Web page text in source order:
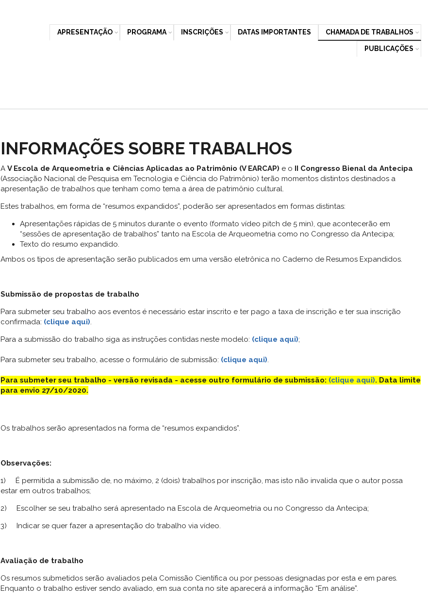
APRESENTAÇÃO PROGRAMA INSCRIÇÕES DATAS IMPORTANTES CHAMADA DE TRABALHOS
PUBLICAÇÕES
INFORMAÇÕES SOBRE TRABALHOS
A V Escola de Arqueometria e Ciências Aplicadas ao Patrimônio (V EARCAP) e o II Congresso Bienal da Antecipa
(Associação Nacional de Pesquisa em Tecnologia e Ciência do Patrimônio) terão momentos distintos destinados a
apresentação de trabalhos que tenham como tema a área de patrimônio cultural.
Estes trabalhos, em forma de “resumos expandidos”, poderão ser apresentados em formas distintas:
Apresentações rápidas de 5 minutos durante o evento (formato vídeo pitch de 5 min), que acontecerão em
“sessões de apresentação de trabalhos” tanto na Escola de Arqueometria como no Congresso da Antecipa;
Texto do resumo expandido.
Ambos os tipos de apresentação serão publicados em uma versão eletrônica no Caderno de Resumos Expandidos.
Submissão de propostas de trabalho
Para submeter seu trabalho aos eventos é necessário estar inscrito e ter pago a taxa de inscrição e ter sua inscrição
confirmada: (clique aqui).
Para a submissão do trabalho siga as instruções contidas neste modelo: (clique aqui);
Para submeter seu trabalho, acesse o formulário de submissão: (clique aqui).
Para submeter seu trabalho - versão revisada - acesse outro formulário de submissão: (clique aqui). Data limite
para envio 27/10/2020.
Os trabalhos serão apresentados na forma de “resumos expandidos”.
Observações:
1) É permitida a submissão de, no máximo, 2 (dois) trabalhos por inscrição, mas isto não invalida que o autor possa
estar em outros trabalhos;
2) Escolher se seu trabalho será apresentado na Escola de Arqueometria ou no Congresso da Antecipa;
3) Indicar se quer fazer a apresentação do trabalho via vídeo.
Avaliação de trabalho
Os resumos submetidos serão avaliados pela Comissão Científica ou por pessoas designadas por esta e em pares.
Enquanto o trabalho estiver sendo avaliado, em sua conta no site aparecerá a informação “Em análise”.